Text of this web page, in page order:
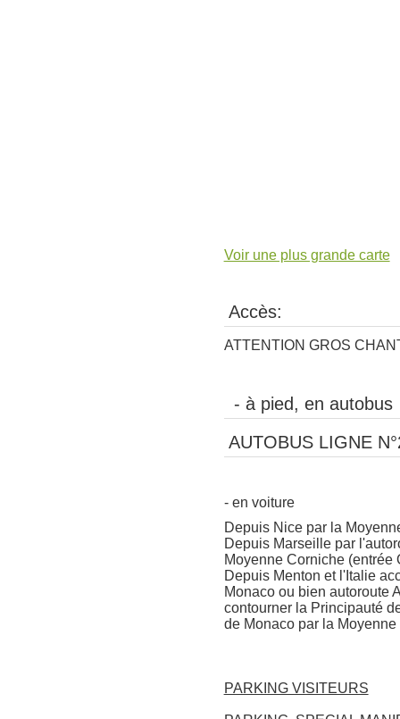
Voir une plus grande carte
Accès:
ATTENTION GROS
- à pied, en
AUTOBUS LIGNE
- en voiture
Depuis Nice par la
Depuis Marseille par
Moyenne Corniche (entrée
Depuis Menton et l'Italie
Monaco ou bien autoroute
contourner la Principauté
de Monaco par la
PARKING VISITEURS